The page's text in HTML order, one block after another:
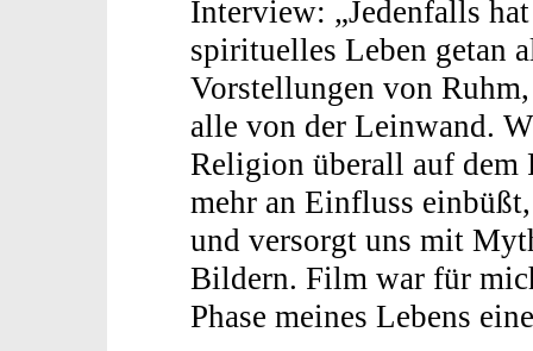
Interview: „Jedenfalls
spirituelles Leben getan
Vorstellungen von
alle von der Leinwand.
Religion überall auf dem
mehr an Einfluss
und versorgt uns mit
Bildern. Film war für
Phase meines Lebens